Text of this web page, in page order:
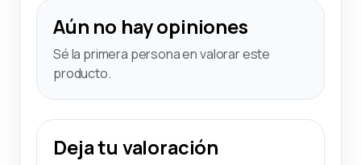
Aún no hay opiniones
Sé la primera persona en valorar este
producto.
Deja tu valoración